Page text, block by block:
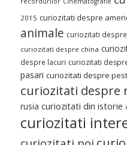
2015 curiozitati despre
animale curiozitati
curiozitati despre china
despre lacuri curiozitati
pasari curiozitati despre
curiozitati despre
rusia curiozitati din istorie
curiozitati